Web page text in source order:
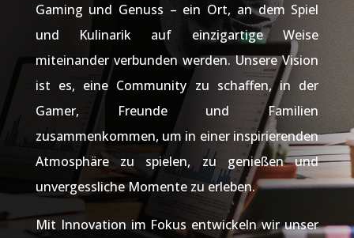
Gaming und Genuss – ein Ort, an dem Spiel
und Kulinarik auf einzigartige Weise
miteinander verbunden werden. Unsere Vision
ist es, eine Community zu schaffen, in der
Gamer, Freunde und Familien
zusammenkommen, um in einer inspirierenden
Atmosphäre zu spielen, zu genießen und
unvergessliche Momente zu erleben.
Mit Innovation im Fokus entwickeln wir unser